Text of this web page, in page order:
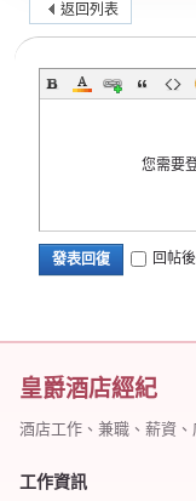
返回列表
您需要
發表回復 回帖
皇爵酒店經紀
酒店工作、兼職、薪資
工作資訊